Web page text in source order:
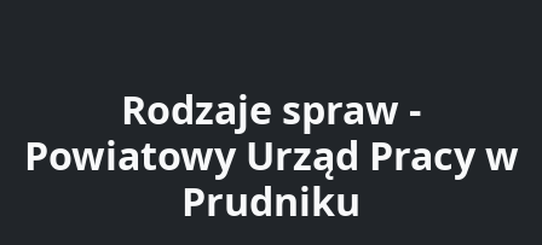
Rodzaje spraw -
Powiatowy Urząd Pracy w
Prudniku